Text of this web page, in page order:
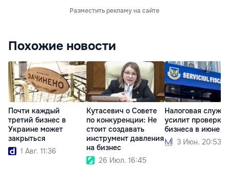
Разместить рекламу на сайте
Похожие новости
Почти каждый
третий бизнес в
Украине может
закрыться
1 Авг. 11:36
Кутасевич о Совете
по конкуренции: Не
стоит создавать
инструмент давления
на бизнес
26 Июл. 16:45
Налоговая служба
усилит проверки
бизнеса в июне
3 Июн. 20:53